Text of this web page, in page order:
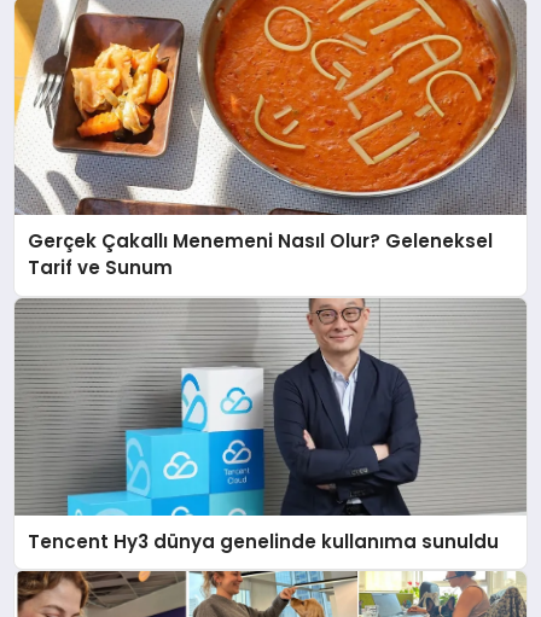
Gerçek Çakallı Menemeni Nasıl Olur? Geleneksel
Tarif ve Sunum
Tencent Hy3 dünya genelinde kullanıma sunuldu